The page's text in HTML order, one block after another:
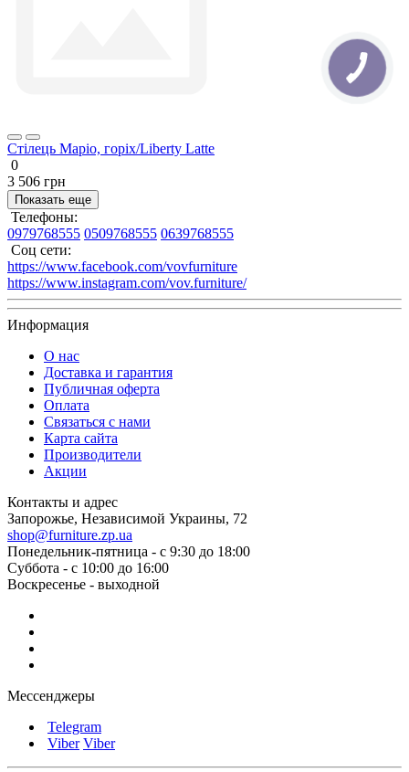
Стілець Маріо, горіх/Liberty Latte
0
3 506 грн
Показать еще
Телефоны:
0979768555 0509768555 0639768555
Соц сети:
https://www.facebook.com/vovfurniture
https://www.instagram.com/vov.furniture/
Информация
О нас
Доставка и гарантия
Публичная оферта
Оплата
Связаться с нами
Карта сайта
Производители
Акции
Контакты и адрес
Запорожье, Независимой Украины, 72
shop@furniture.zp.ua
Понедельник-пятница - с 9:30 до 18:00
Суббота - с 10:00 до 16:00
Воскресенье - выходной
Мессенджеры
Telegram
Viber Viber